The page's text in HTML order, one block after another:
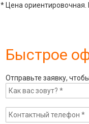
* Цена ориентировочная.
Быстрое
Отправьте заявку,